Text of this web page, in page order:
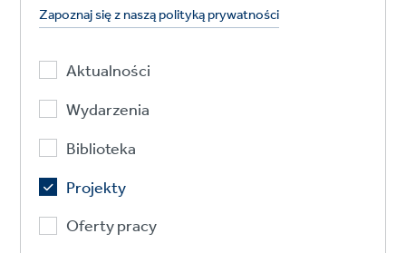
Zapoznaj się z naszą polityką prywatności
Aktualności
Wydarzenia
Biblioteka
Projekty
Oferty pracy